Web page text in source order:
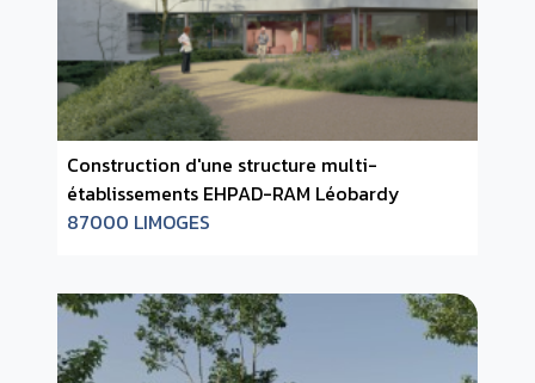
Construction d'une structure multi-
établissements EHPAD-RAM Léobardy
87000 LIMOGES